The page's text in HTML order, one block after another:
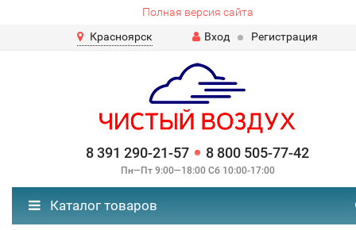
Полная версия сайта
Красноярск
Вход Регистрация
8 391 290-21-57 8 800 505-77-42
Пн—Пт 9:00—18:00 Сб 10:00-17:00
Каталог товаров